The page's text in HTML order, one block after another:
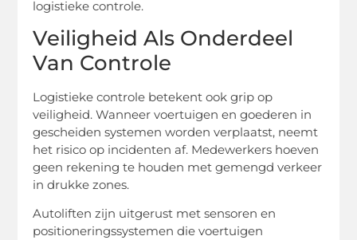
logistieke controle.
Veiligheid Als Onderdeel
Van Controle
Logistieke controle betekent ook grip op
veiligheid. Wanneer voertuigen en goederen in
gescheiden systemen worden verplaatst, neemt
het risico op incidenten af. Medewerkers hoeven
geen rekening te houden met gemengd verkeer
in drukke zones.
Autoliften zijn uitgerust met sensoren en
positioneringssystemen die voertuigen